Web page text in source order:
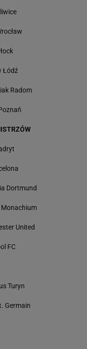
Łódź
Radom
Dortmund
Monachium
United
FC
Turyn
Germain